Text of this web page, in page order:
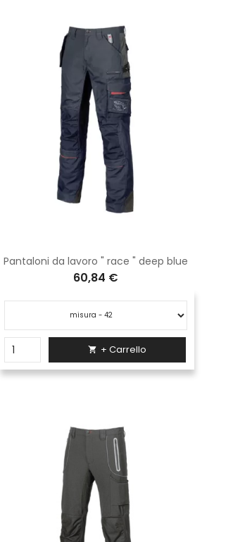
Pantaloni da lavoro " race " deep blue
60,84 €
 + Carrello